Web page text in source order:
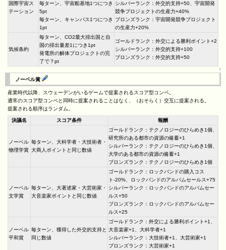
国際宇宙ス
テーション
毎ターン、宇宙船基地1つにつき
5pt
毎ターン、キャンパス1つにつき
1pt
シルバーランク：外交的支持+50、宇宙開発
競争プロジェクトの生産力+40%
ブロンズランク：宇宙開発競争プロジェクト
の生産力+20%
気候条約
毎ターン、CO2最大排出国と自
国の排出量差1につき1pt
発電所の解体プロジェクトの完
了で？pt
ゴールドランク：外交による勝利ポイント+2
シルバーランク：外交的支持+100
ブロンズランク：外交的支持+50
↑
ノーベル賞
産業時代以降、スウェーデンがいるゲームで提案されるスコア型コンペ。
通常のスコア型コンペと同時に提案されることはなく、（おそらく）交互に提案される。
提案される順序はランダム。
決議名 スコア条件 報酬
ノーベル
物理学賞
毎ターン、大科学者・大技術者・
大商人ポイントと同じ数値
ゴールドランク：テクノロジーのひらめき1個、
研究所のある都市の資源の備蓄+1
シルバーランク：テクノロジーのひらめき1個、
大学のある都市の資源の備蓄+1
ブロンズランク：テクノロジーのひらめき1個
ノーベル
文学賞
毎ターン、大著述家・大芸術家・
大音楽家ポイントと同じ数値
ゴールドランク：ロックバンドの購入コス
ト-20%、ロックバンドのアルバムセールス+75
シルバーランク：ロックバンドのアルバムセー
ルス+50
ブロンズランク：ロックバンドのアルバムセー
ルス+25
ノーベル
平和賞
毎ターン、獲得した外交的支持と
同じ数値
ゴールドランク：外交による勝利ポイント+1、
大音楽家+1、大科学者+1
シルバーランク：大技術者+1、大芸術家+1
ブロンズランク：大芸術家+1